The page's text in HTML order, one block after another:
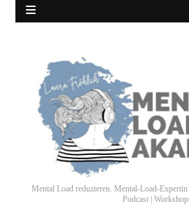
Mental Load reduzieren. Mental-Load-
Podcast |